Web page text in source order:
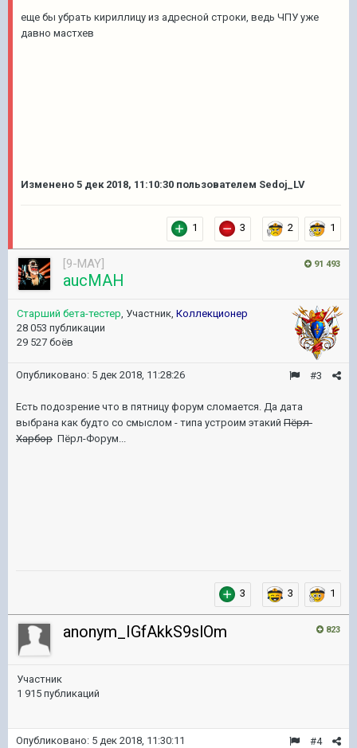
еще бы убрать кириллицу из адресной строки, ведь ЧПУ уже
давно мастхев
Изменено 5 дек 2018, 11:10:30 пользователем Sedoj_LV
1 3 2 1
91 493
[9-MAY]
aucMAH
Старший бета-тестер, Участник, Коллекционер
28 053 публикации
29 527 боёв
#3
Опубликовано: 5 дек 2018, 11:28:26
Есть подозрение что в пятницу форум сломается. Да дата
выбрана как будто со смыслом - типа устроим этакий Пёрл-
Харбор Пёрл-Форум...
3 3 1
823
anonym_IGfAkkS9slOm
Участник
1 915 публикаций
#4
Опубликовано: 5 дек 2018, 11:30:11